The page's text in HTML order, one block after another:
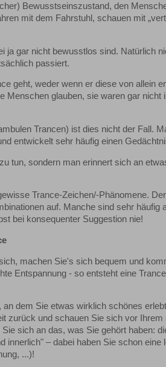
Bewusstseinszustand, den
mit dem Fahrstuhl, schauen mit
ja gar nicht bewusstlos sind. Natürlich
passiert.
geht, weder wenn er diese von allein
Menschen glauben, sie waren gar
Trancen) ist dies nicht der Fall.
entwickelt sehr häufig einen
tun, sondern man erinnert sich an
Trance-Zeichen/-Phänomene.
auf. Manche sind sehr häufig
bei konsequenter Suggestion nie!
machen Sie's sich bequem und
Entspannung - so entsteht eine
dem Sie etwas wirklich schönes
zurück und schauen Sie sich vor
sich an das, was Sie gehört haben:
innerlich" – dabei haben Sie schon
...)!